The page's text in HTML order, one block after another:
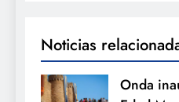
Noticias
Onda